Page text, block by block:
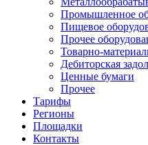
Промышленное
Пищевое
Прочее
Товарно-
Дебиторская
Ценные бумаги
Прочее
Тарифы
Регионы
Площадки
Контакты